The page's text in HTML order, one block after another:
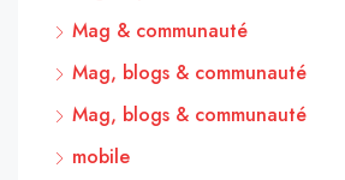
Mag & communauté
Mag, blogs & communauté
Mag, blogs & communauté
mobile